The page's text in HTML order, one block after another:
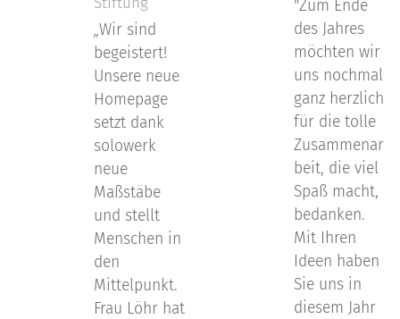
„Wir sind
begeistert!
Unsere neue
Homepage
setzt dank
solowerk
neue
Maßstäbe
und stellt
Menschen in
den
Mittelpunkt.
Frau Löhr hat
"Zum Ende
des Jahres
möchten wir
uns nochmal
ganz herzlich
für die tolle
Zusammenar
beit, die viel
Spaß macht,
bedanken.
Mit Ihren
Ideen haben
Sie uns in
diesem Jahr